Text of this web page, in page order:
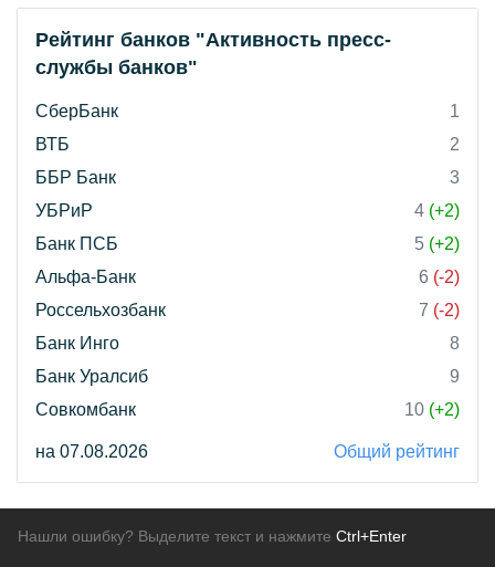
Рейтинг банков "Активность пресс-
службы банков"
СберБанк
1
ВТБ
2
ББР Банк
3
УБРиР
4 (+2)
Банк ПСБ
5 (+2)
Альфа-Банк
6 (-2)
Россельхозбанк
7 (-2)
Банк Инго
8
Банк Уралсиб
9
Совкомбанк
10 (+2)
на 07.08.2026 Общий рейтинг
Нашли ошибку? Выделите текст и нажмите Ctrl+Enter